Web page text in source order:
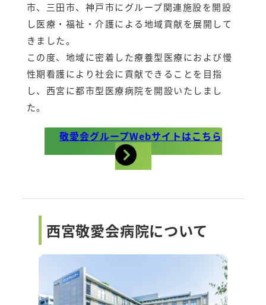
市、三田市、神戸市にグループ関連施設を開設
し医療・福祉・介護による地域貢献を展開して
きました。
この度、地域に密着した療養型医療におよび慢
性期看護により社会に貢献できることを目指
し、西宮に都市型医療病院を開設いたしまし
た。
敬愛会グループWebサイトはこちら
西宮敬愛会病院について